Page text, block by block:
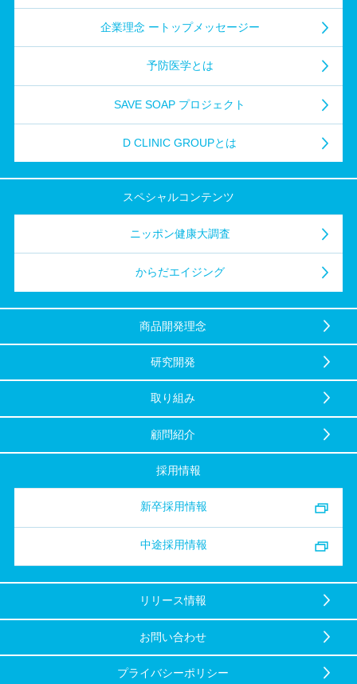
企業理念 ートップメッセージー
予防医学とは
SAVE SOAP プロジェクト
D CLINIC GROUPとは
スペシャルコンテンツ
ニッポン健康大調査
からだエイジング
商品開発理念
研究開発
取り組み
顧問紹介
採用情報
新卒採用情報
中途採用情報
リリース情報
お問い合わせ
プライバシーポリシー